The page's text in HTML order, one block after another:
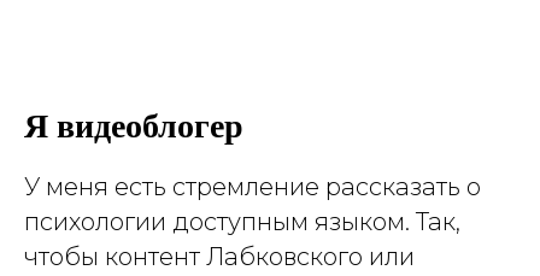
Я видеоблогер
У меня есть стремление рассказать о
психологии доступным языком. Так,
чтобы контент Лабковского или